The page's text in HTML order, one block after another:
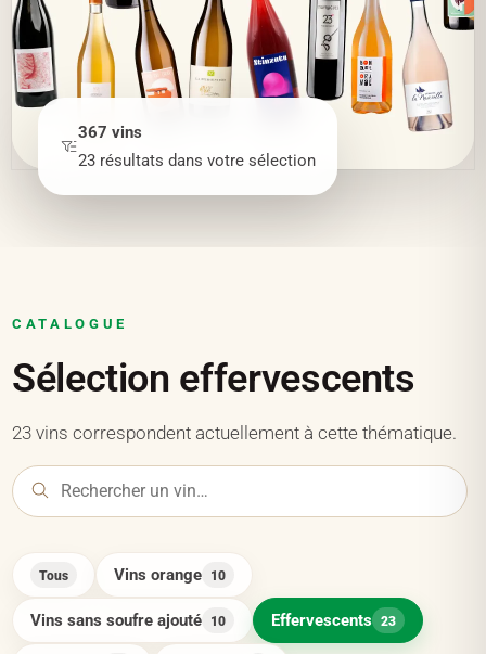
367 vins
23 résultats dans votre sélection
CATALOGUE
Sélection effervescents
23 vins correspondent actuellement à cette thématique.
Tous Vins orange 10
Vins sans soufre ajouté 10 Effervescents 23